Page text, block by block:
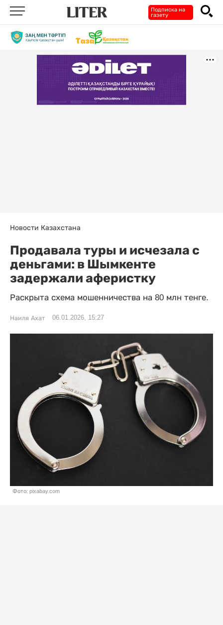
Подписка на
газету
Новости Казахстана
Продавала туры и исчезала с
деньгами: в Шымкенте
задержали аферистку
Раскрыта схема мошенничества на 80 млн тенге.
Наиля Ахат 06.01.2026, 15:27
Фото: pixabay.com